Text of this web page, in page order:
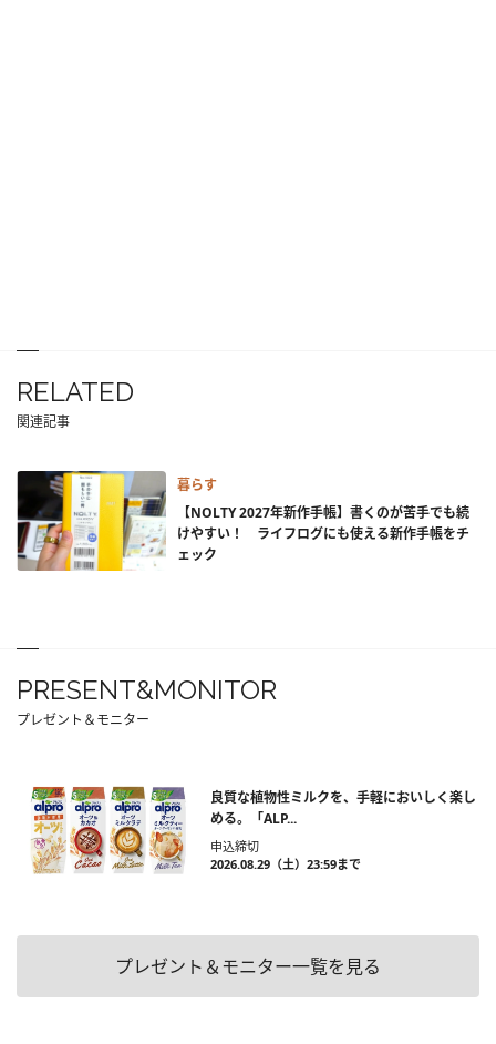
RELATED
関連記事
暮らす
【NOLTY 2027年新作手帳】書くのが苦手でも続
けやすい！ ライフログにも使える新作手帳をチ
ェック
PRESENT&MONITOR
プレゼント＆モニター
良質な植物性ミルクを、手軽においしく楽し
める。「ALP...
申込締切
2026.08.29（土）23:59まで
プレゼント＆モニター一覧を見る